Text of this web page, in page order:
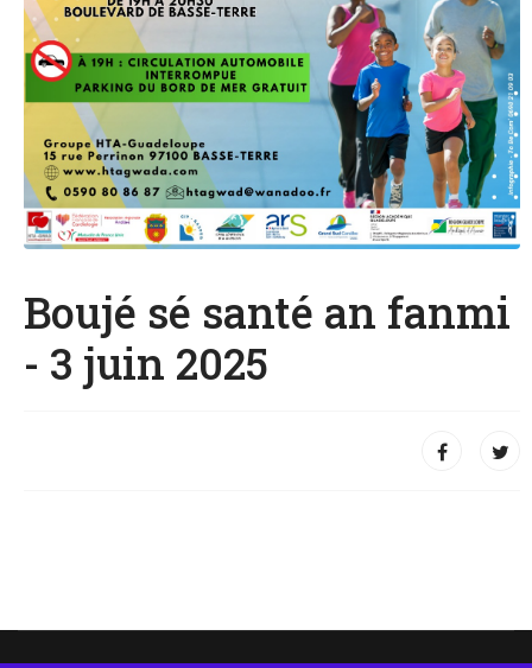
Boujé sé santé an fanmi
- 3 juin 2025